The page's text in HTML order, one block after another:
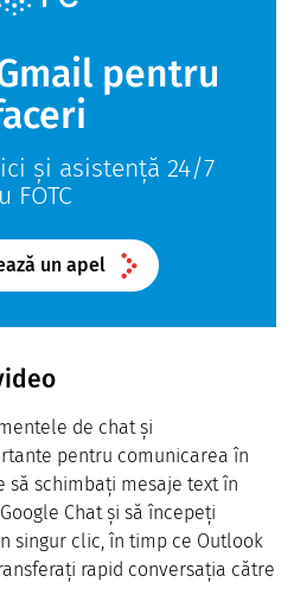
pentru
și asistență 24/7
FOTC
un apel
de chat și
pentru comunicarea în
schimbați mesaje text în
Chat și să începeți
singur clic, în timp ce Outlook
rapid conversația către